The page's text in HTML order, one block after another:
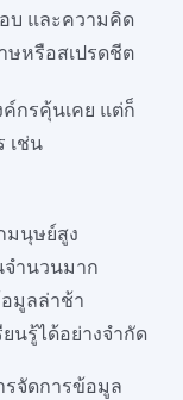
บ และความคิด
ษหรือสเปรดชีต
กรคุ้นเคย แต่ก็
เช่น
มนุษย์สูง
ำนวนมาก
มูลล่าช้า
นรู้ได้อย่างจำกัด
รจัดการข้อมูล